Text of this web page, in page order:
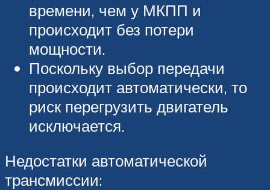
времени, чем у МКПП и
происходит без потери
мощности.
Поскольку выбор передачи
происходит автоматически, то
риск перегрузить двигатель
исключается.
Недостатки автоматической
трансмиссии: